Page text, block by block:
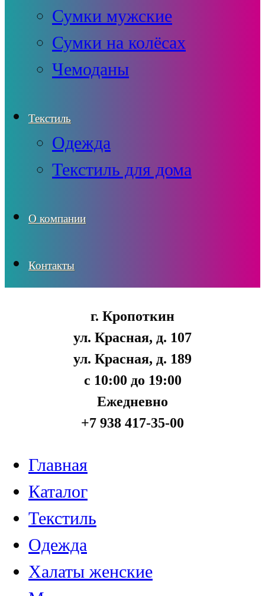
Сумки мужские
Сумки на колёсах
Чемоданы
Текстиль
Одежда
Текстиль для дома
О компании
Контакты
г. Кропоткин
ул. Красная, д. 107
ул. Красная, д. 189
с 10:00 до 19:00
Ежедневно
+7 938 417-35-00
Главная
Каталог
Текстиль
Одежда
Халаты женские